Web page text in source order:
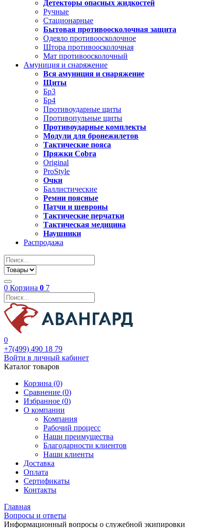
Детекторы опасных жидкостей
Ручные
Стационарные
Бытовая противоосколочная защита
Одеяло противоосколочное
Штора противоосколочная
Мат противоосколочный
Амуниция и снаряжение
Вся амуниция и снаряжение
Щиты
Бр3
Бр4
Противоударные щиты
Противопульные щиты
Противоударные комплекты
Модули для бронежилетов
Тактические пояса
Пряжки Cobra
Original
ProStyle
Очки
Баллистические
Ремни поясные
Патчи и шевроны
Тактические перчатки
Тактическая медицина
Наушники
Распродажа
0 Корзина 0 7
0
+7(499) 490 18 79
Войти в личный кабинет
Каталог товаров
Корзина (0)
Сравнение (0)
Избранное (0)
О компании
Компания
Рабочий процесс
Наши преимущества
Благодарности клиентов
Наши клиенты
Доставка
Оплата
Сертификаты
Контакты
Главная
Вопросы и ответы
Информационный вопросы о служебной экипировки